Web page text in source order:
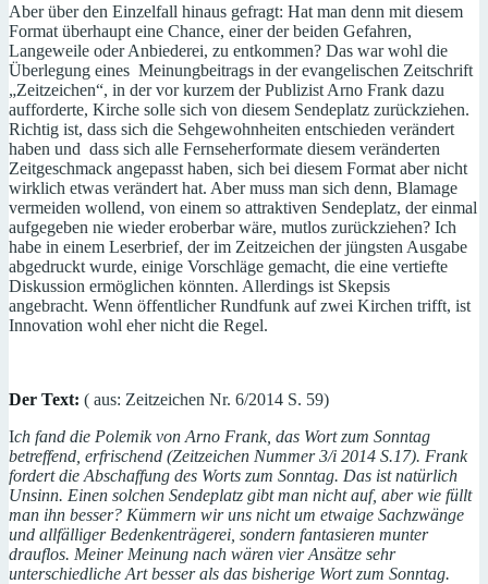
Aber über den Einzelfall hinaus gefragt: Hat man denn mit diesem
Format überhaupt eine Chance, einer der beiden Gefahren,
Langeweile oder Anbiederei, zu entkommen? Das war wohl die
Überlegung eines Meinungbeitrags in der evangelischen Zeitschrift
„Zeitzeichen“, in der vor kurzem der Publizist Arno Frank dazu
aufforderte, Kirche solle sich von diesem Sendeplatz zurückziehen.
Richtig ist, dass sich die Sehgewohnheiten entschieden verändert
haben und dass sich alle Fernseherformate diesem veränderten
Zeitgeschmack angepasst haben, sich bei diesem Format aber nicht
wirklich etwas verändert hat. Aber muss man sich denn, Blamage
vermeiden wollend, von einem so attraktiven Sendeplatz, der einmal
aufgegeben nie wieder eroberbar wäre, mutlos zurückziehen? Ich
habe in einem Leserbrief, der im Zeitzeichen der jüngsten Ausgabe
abgedruckt wurde, einige Vorschläge gemacht, die eine vertiefte
Diskussion ermöglichen könnten. Allerdings ist Skepsis
angebracht. Wenn öffentlicher Rundfunk auf zwei Kirchen trifft, ist
Innovation wohl eher nicht die Regel.
Der Text: ( aus: Zeitzeichen Nr. 6/2014 S. 59)
Ich fand die Polemik von Arno Frank, das Wort zum Sonntag
betreffend, erfrischend (Zeitzeichen Nummer 3/i 2014 S.17). Frank
fordert die Abschaffung des Worts zum Sonntag. Das ist natürlich
Unsinn. Einen solchen Sendeplatz gibt man nicht auf, aber wie füllt
man ihn besser? Kümmern wir uns nicht um etwaige Sachzwänge
und allfälliger Bedenkenträgerei, sondern fantasieren munter
drauflos. Meiner Meinung nach wären vier Ansätze sehr
unterschiedliche Art besser als das bisherige Wort zum Sonntag.